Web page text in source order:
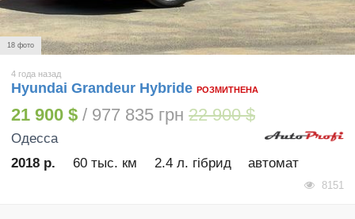
18 фото
4 года назад
Hyundai Grandeur Hybride РОЗМИТНЕНА
21 900 $ / 977 835 грн 22 900 $
Одесса
2018 р.
60 тыс. км 2.4 л. гібрид автомат
8151